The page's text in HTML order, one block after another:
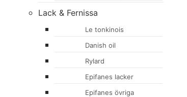
Lack & Fernissa
Le tonkinois
Danish oil
Rylard
Epifanes lacker
Epifanes övriga